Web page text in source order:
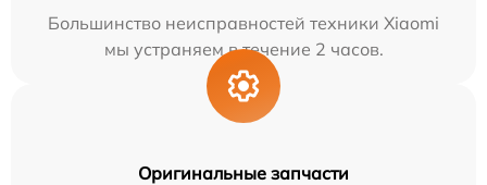
Большинство неисправностей техники Xiaomi
мы устраняем в течение 2 часов.
Оригинальные запчасти